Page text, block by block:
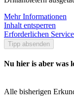
Mehr Informationen
Inhalt entsperren
Erforderlichen
Tipp absenden
Nu hier is aber was
Alle bisherigen